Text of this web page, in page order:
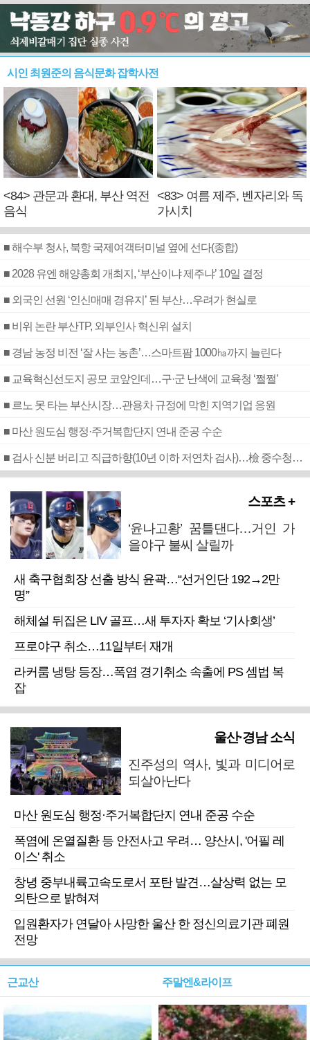
시인 최원준의 음식문화 잡학사전
<84> 관문과 환대, 부산 역전
음식
<83> 여름 제주, 벤자리와 독
가시치
■ 해수부 청사, 북항 국제여객터미널 옆에 선다(종합)
■ 2028 유엔 해양총회 개최지, ‘부산이냐 제주냐’ 10일 결정
■ 외국인 선원 ‘인신매매 경유지’ 된 부산…우려가 현실로
■ 비위 논란 부산TP, 외부인사 혁신위 설치
■ 경남 농정 비전 ‘잘 사는 농촌’…스마트팜 1000㏊까지 늘린다
■ 교육혁신선도지 공모 코앞인데…구·군 난색에 교육청 ‘쩔쩔’
■ 르노 못 타는 부산시장…관용차 규정에 막힌 지역기업 응원
■ 마산 원도심 행정·주거복합단지 연내 준공 수순
■ 검사 신분 버리고 직급하향(10년 이하 저연차 검사)…檢 중수청행 기피
스포츠 +
‘윤나고황’ 꿈틀댄다…거인 가
을야구 불씨 살릴까
새 축구협회장 선출 방식 윤곽…“선거인단 192→2만
명”
해체설 뒤집은 LIV 골프…새 투자자 확보 ‘기사회생’
프로야구 취소…11일부터 재개
라커룸 냉탕 등장…폭염 경기취소 속출에 PS 셈법 복
잡
울산·경남 소식
진주성의 역사, 빛과 미디어로
되살아난다
마산 원도심 행정·주거복합단지 연내 준공 수순
폭염에 온열질환 등 안전사고 우려… 양산시, '어필 레
이스' 취소
창녕 중부내륙고속도로서 포탄 발견…살상력 없는 모
의탄으로 밝혀져
입원환자가 연달아 사망한 울산 한 정신의료기관 폐원
전망
근교산 주말엔&라이프